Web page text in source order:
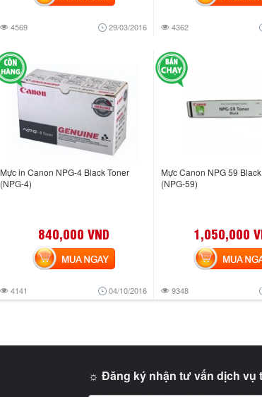
4569 29/03/2016 4362
Mực in Canon NPG-4 Black Toner
(NPG-4)
840,000 VND
4141 04/10/2016
MUA NGAY
Mực Canon NPG 59
(NPG-59)
1,050,000
9348
MUA NGAY
☼ Đăng ký nhận tư vấn dịch vụ